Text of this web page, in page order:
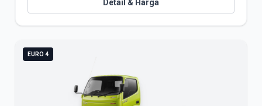
Detail & Harga
EURO 4